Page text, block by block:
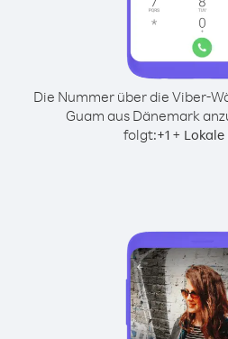
Die Nummer über die Viber-
Guam aus Dänemark
folgt:+1 +